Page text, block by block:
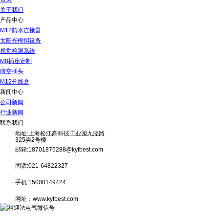
关于我们
产品中心
M12防水连接器
太阳光模拟设备
视觉检测系统
M8插座定制
航空插头
M12分线盒
新闻中心
公司新闻
行业新闻
联系我们
地址:上海松江高科技工业园九泾路
325弄2号楼
邮箱:18701876288@kyfbest.com
固话:021-64822327
手机:15000149424
网址：www.kyfbest.com